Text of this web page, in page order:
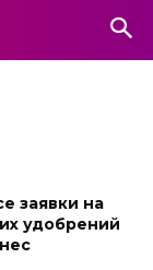
заявки на
удобрений